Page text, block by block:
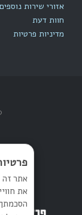
אזורי שירות נוספים
חוות דעת
מדיניות פרטיות
את